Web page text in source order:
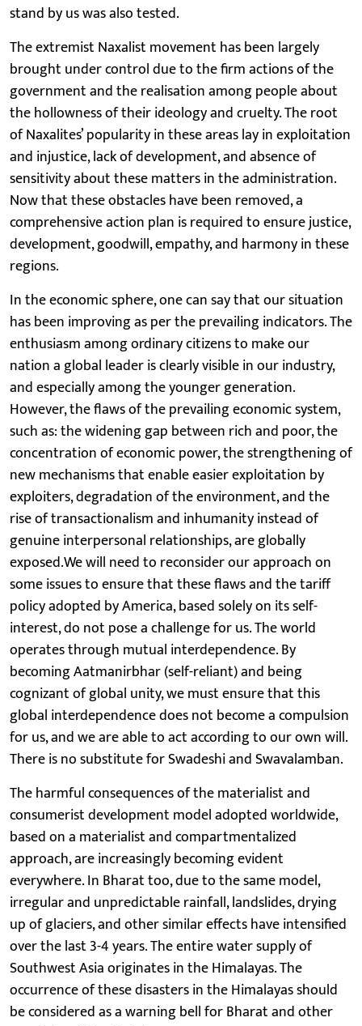
stand by us was also tested.
The extremist Naxalist movement has been largely
brought under control due to the firm actions of the
government and the realisation among people about
the hollowness of their ideology and cruelty. The root
of Naxalites’ popularity in these areas lay in exploitation
and injustice, lack of development, and absence of
sensitivity about these matters in the administration.
Now that these obstacles have been removed, a
comprehensive action plan is required to ensure justice,
development, goodwill, empathy, and harmony in these
regions.
In the economic sphere, one can say that our situation
has been improving as per the prevailing indicators. The
enthusiasm among ordinary citizens to make our
nation a global leader is clearly visible in our industry,
and especially among the younger generation.
However, the flaws of the prevailing economic system,
such as: the widening gap between rich and poor, the
concentration of economic power, the strengthening of
new mechanisms that enable easier exploitation by
exploiters, degradation of the environment, and the
rise of transactionalism and inhumanity instead of
genuine interpersonal relationships, are globally
exposed.We will need to reconsider our approach on
some issues to ensure that these flaws and the tariff
policy adopted by America, based solely on its self-
interest, do not pose a challenge for us. The world
operates through mutual interdependence. By
becoming Aatmanirbhar (self-reliant) and being
cognizant of global unity, we must ensure that this
global interdependence does not become a compulsion
for us, and we are able to act according to our own will.
There is no substitute for Swadeshi and Swavalamban.
The harmful consequences of the materialist and
consumerist development model adopted worldwide,
based on a materialist and compartmentalized
approach, are increasingly becoming evident
everywhere. In Bharat too, due to the same model,
irregular and unpredictable rainfall, landslides, drying
up of glaciers, and other similar effects have intensified
over the last 3-4 years. The entire water supply of
Southwest Asia originates in the Himalayas. The
occurrence of these disasters in the Himalayas should
be considered as a warning bell for Bharat and other